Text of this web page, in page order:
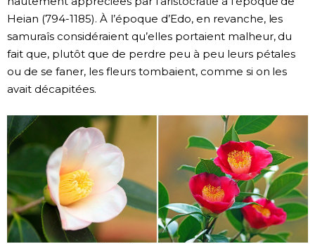
Heian (794-1185). À l’époque d’Edo, en revanche, les
samuraîs considéraient qu’elles portaient malheur, du
fait que, plutôt que de perdre peu à peu leurs pétales
ou de se faner, les fleurs tombaient, comme si on les
avait décapitées.